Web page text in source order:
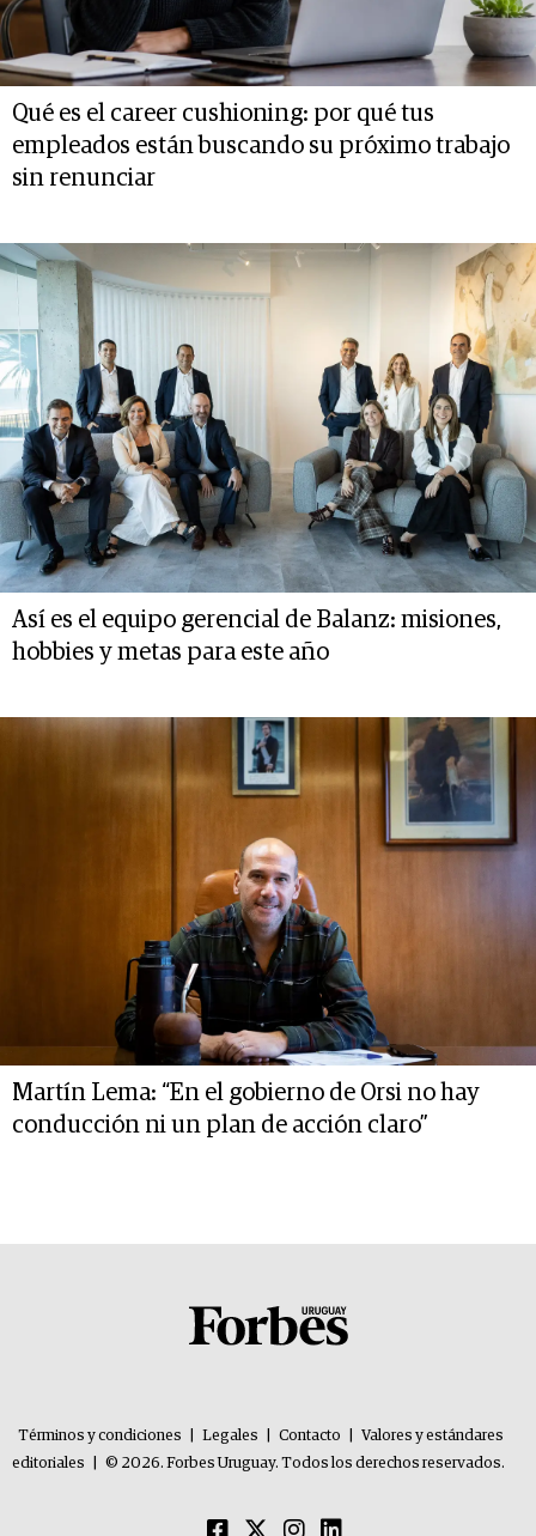
Qué es el career cushioning: por qué tus
empleados están buscando su próximo trabajo
sin renunciar
Así es el equipo gerencial de Balanz: misiones,
hobbies y metas para este año
Martín Lema: “En el gobierno de Orsi no hay
conducción ni un plan de acción claro”
Términos y condiciones Legales Contacto
Valores y estándares
editoriales
© 2026. Forbes Uruguay. Todos los derechos reservados.